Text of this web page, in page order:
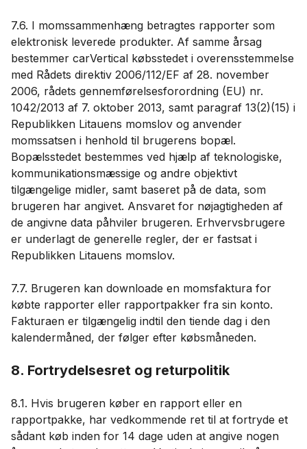
7.6. I momssammenhæng betragtes rapporter som
elektronisk leverede produkter. Af samme årsag
bestemmer carVertical købsstedet i overensstemmelse
med Rådets direktiv 2006/112/EF af 28. november
2006, rådets gennemførelsesforordning (EU) nr.
1042/2013 af 7. oktober 2013, samt paragraf 13(2)(15) i
Republikken Litauens momslov og anvender
momssatsen i henhold til brugerens bopæl.
Bopælsstedet bestemmes ved hjælp af teknologiske,
kommunikationsmæssige og andre objektivt
tilgængelige midler, samt baseret på de data, som
brugeren har angivet. Ansvaret for nøjagtigheden af ​​
de angivne data påhviler brugeren. Erhvervsbrugere
er underlagt de generelle regler, der er fastsat i
Republikken Litauens momslov.
7.7. Brugeren kan downloade en momsfaktura for
købte rapporter eller rapportpakker fra sin konto.
Fakturaen er tilgængelig indtil den tiende dag i den
kalendermåned, der følger efter købsmåneden.
8. Fortrydelsesret og returpolitik
8.1. Hvis brugeren køber en rapport eller en
rapportpakke, har vedkommende ret til at fortryde et
sådant køb inden for 14 dage uden at angive nogen